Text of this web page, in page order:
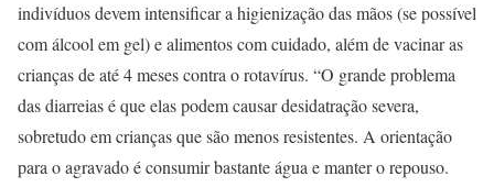
indivíduos devem intensificar a higienização das mãos (se possível
com álcool em gel) e alimentos com cuidado, além de vacinar as
crianças de até 4 meses contra o rotavírus. “O grande problema
das diarreias é que elas podem causar desidatração severa,
sobretudo em crianças que são menos resistentes. A orientação
para o agravado é consumir bastante água e manter o repouso.